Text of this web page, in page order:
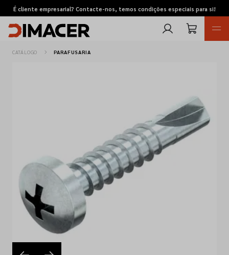
É cliente empresarial? Contacte-nos, temos condições especiais para si!
Pedidos de cotação
Marcas
Favoritos
Empresa
CATÁLOGO PARAFUSARIA